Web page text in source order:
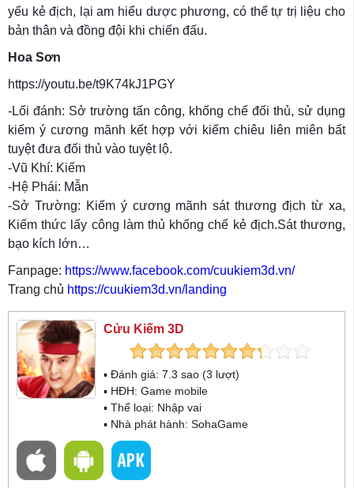
yếu kẻ địch, lại am hiểu dược phương, có thể tự trị liệu cho
bản thân và đồng đội khi chiến đấu.
Hoa Sơn
https://youtu.be/t9K74kJ1PGY
-Lối đánh: Sở trường tấn công, khống chế đối thủ, sử dụng
kiếm ý cương mãnh kết hợp với kiếm chiêu liên miên bất
tuyệt đưa đối thủ vào tuyệt lộ.
-Vũ Khí: Kiếm
-Hệ Phái: Mẫn
-Sở Trường: Kiếm ý cương mãnh sát thương địch từ xa,
Kiếm thức lấy công làm thủ khống chế kẻ địch.Sát thương,
bạo kích lớn…
Fanpage: https://www.facebook.com/cuukiem3d.vn/
Trang chủ https://cuukiem3d.vn/landing
Cửu Kiếm 3D
▪ Đánh giá: 7.3 sao (3 lượt)
▪ HĐH: Game mobile
▪ Thể loại: Nhập vai
▪ Nhà phát hành: SohaGame